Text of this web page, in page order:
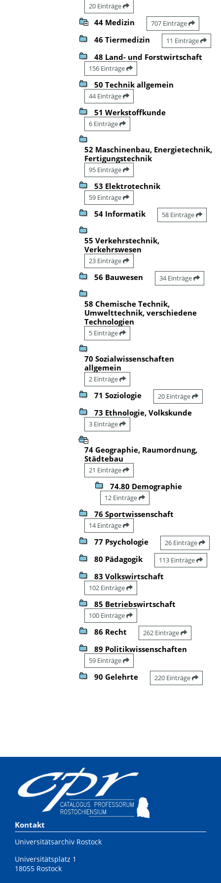
20 Einträge
44 Medizin 707 Einträge
46 Tiermedizin 11 Einträge
48 Land- und Forstwirtschaft
156 Einträge
50 Technik allgemein
44 Einträge
51 Werkstoffkunde
6 Einträge
52 Maschinenbau, Energietechnik,
Fertigungstechnik
95 Einträge
53 Elektrotechnik
59 Einträge
54 Informatik 58 Einträge
55 Verkehrstechnik,
Verkehrswesen
23 Einträge
56 Bauwesen 34 Einträge
58 Chemische Technik,
Umwelttechnik, verschiedene
Technologien
5 Einträge
70 Sozialwissenschaften
allgemein
2 Einträge
71 Soziologie 20 Einträge
73 Ethnologie, Volkskunde
3 Einträge
74 Geographie, Raumordnung,
Städtebau
21 Einträge
74.80 Demographie
12 Einträge
76 Sportwissenschaft
14 Einträge
77 Psychologie 26 Einträge
80 Pädagogik 113 Einträge
83 Volkswirtschaft
102 Einträge
85 Betriebswirtschaft
100 Einträge
86 Recht 262 Einträge
89 Politikwissenschaften
59 Einträge
90 Gelehrte 220 Einträge
Kontakt
Universitätsarchiv Rostock
Universitätsplatz 1
18055 Rostock